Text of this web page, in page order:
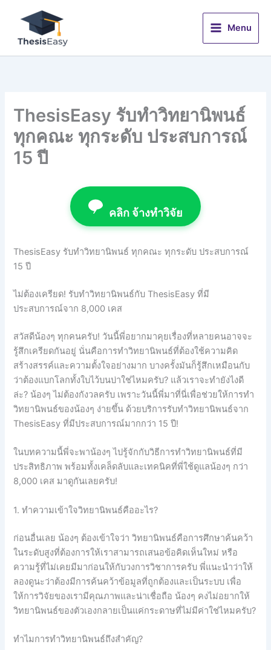
content
Menu
ThesisEasy รับทำวิทยานิพนธ์
ทุกคณะ ทุกระดับ ประสบการณ์
15 ปี
คลิก จ้างทำวิจัย
ThesisEasy รับทำวิทยานิพนธ์ ทุกคณะ ทุกระดับ ประสบการณ์
15 ปี
ไม่ต้องเครียด! รับทำวิทยานิพนธ์กับ ThesisEasy ที่มี
ประสบการณ์จาก 8,000 เคส
สวัสดีน้องๆ ทุกคนครับ! วันนี้พี่อยากมาคุยเรื่องที่หลายคนอาจจะ
รู้สึกเครียดกันอยู่ นั่นคือการทำวิทยานิพนธ์ที่ต้องใช้ความคิด
สร้างสรรค์และความตั้งใจอย่างมาก บางครั้งมันก็รู้สึกเหมือนกับ
ว่าต้องแบกโลกทั้งใบไว้บนบ่าใช่ไหมครับ? แล้วเราจะทำยังไงดี
ล่ะ? น้องๆ ไม่ต้องกังวลครับ เพราะวันนี้พี่มาที่นี่เพื่อช่วยให้การทำ
วิทยานิพนธ์ของน้องๆ ง่ายขึ้น ด้วยบริการรับทำวิทยานิพนธ์จาก
ThesisEasy ที่มีประสบการณ์มากกว่า 15 ปี!
ในบทความนี้พี่จะพาน้องๆ ไปรู้จักกับวิธีการทำวิทยานิพนธ์ที่มี
ประสิทธิภาพ พร้อมทั้งเคล็ดลับและเทคนิคที่พี่ใช้ดูแลน้องๆ กว่า
8,000 เคส มาดูกันเลยครับ!
1. ทำความเข้าใจวิทยานิพนธ์คืออะไร?
ก่อนอื่นเลย น้องๆ ต้องเข้าใจว่า วิทยานิพนธ์คือการศึกษาค้นคว้า
ในระดับสูงที่ต้องการให้เราสามารถเสนอข้อคิดเห็นใหม่ หรือ
ความรู้ที่ไม่เคยมีมาก่อนให้กับวงการวิชาการครับ พี่แนะนำว่าให้
ลองดูนะว่าต้องมีการค้นคว้าข้อมูลที่ถูกต้องและเป็นระบบ เพื่อ
ให้การวิจัยของเรามีคุณภาพและน่าเชื่อถือ น้องๆ คงไม่อยากให้
วิทยานิพนธ์ของตัวเองกลายเป็นแค่กระดาษที่ไม่มีค่าใช่ไหมครับ?
ทำไมการทำวิทยานิพนธ์ถึงสำคัญ?